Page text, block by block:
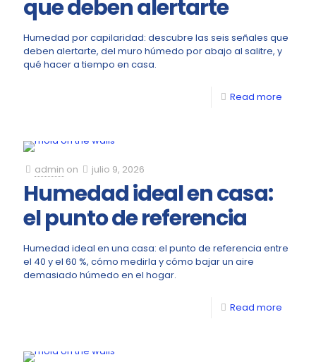
que deben alertarte
Humedad por capilaridad: descubre las seis señales que
deben alertarte, del muro húmedo por abajo al salitre, y
qué hacer a tiempo en casa.
Read more
admin on julio 9, 2026
Humedad ideal en casa:
el punto de referencia
Humedad ideal en una casa: el punto de referencia entre
el 40 y el 60 %, cómo medirla y cómo bajar un aire
demasiado húmedo en el hogar.
Read more